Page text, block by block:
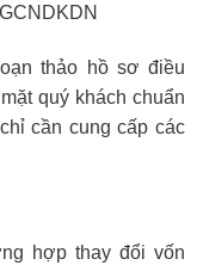
thảo hồ sơ điều
quý khách chuẩn
cần cung cấp các
hợp thay đổi vốn